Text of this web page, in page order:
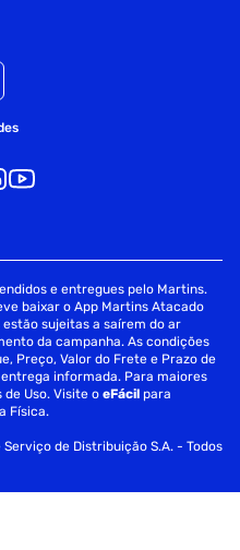
e entregues pelo Martins.
baixar o App Martins Atacado
sujeitas a saírem do ar
da campanha. As condições
Preço, Valor do Frete e Prazo de
informada. Para maiores
Uso. Visite oeFácil para
Física.
de Distribuição S.A. - Todos